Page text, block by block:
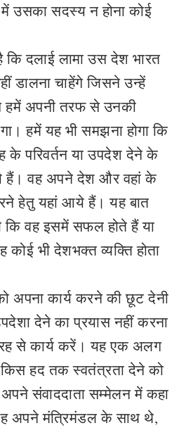
में उसका सदस्य न होना कोई
कि दलाई लामा उस देश भारत
डालना चाहेंगे जिसने उन्हें
हमें अपनी तरफ से उनकी
हमें यह भी समझना होगा कि
के परिवर्तन या उपदेश देने के
हैं। वह अपने देश और वहां के
हेतु यहां आये हैं। यह बात
कि वह इसमें सफल होते हैं या
भी देशभक्त व्यक्ति होता
अपना कार्य करने की छूट देनी
देने का प्रयास नहीं करना
से कार्य करें। यह एक अलग
किस हद तक स्वतंत्रता देने को
संवाददाता सम्मेलन में कहा
अपने मंत्रिमंडल के साथ थे,